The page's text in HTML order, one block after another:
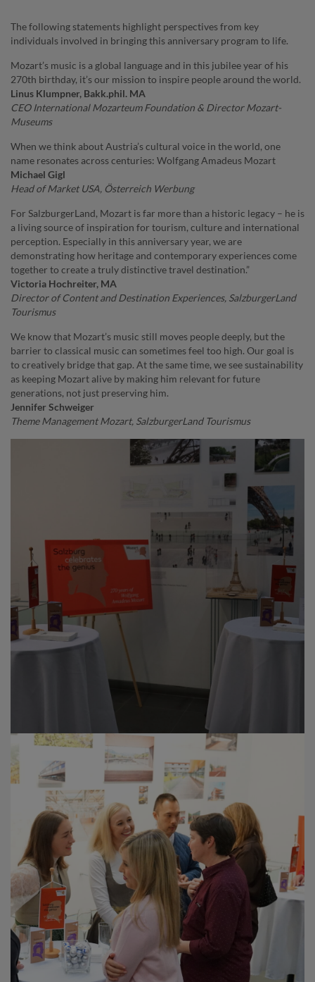
The following statements highlight perspectives from key
individuals involved in bringing this anniversary program to life.
Mozart’s music is a global language and in this jubilee year of his
270th birthday, it’s our mission to inspire people around the world.
Linus Klumpner, Bakk.phil. MA
CEO International Mozarteum Foundation & Director Mozart-
Museums
When we think about Austria’s cultural voice in the world, one
name resonates across centuries: Wolfgang Amadeus Mozart
Michael Gigl
Head of Market USA, Österreich Werbung
For SalzburgerLand, Mozart is far more than a historic legacy – he is
a living source of inspiration for tourism, culture and international
perception. Especially in this anniversary year, we are
demonstrating how heritage and contemporary experiences come
together to create a truly distinctive travel destination.”
Victoria Hochreiter, MA
Director of Content and Destination Experiences, SalzburgerLand
Tourismus
We know that Mozart’s music still moves people deeply, but the
barrier to classical music can sometimes feel too high. Our goal is
to creatively bridge that gap. At the same time, we see sustainability
as keeping Mozart alive by making him relevant for future
generations, not just preserving him.
Jennifer Schweiger
Theme Management Mozart, SalzburgerLand Tourismus